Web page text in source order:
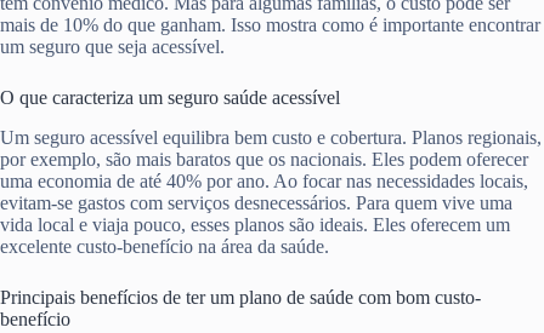
mais de 10% do que ganham. Isso mostra como é importante encontrar
um seguro que seja acessível.
O que caracteriza um seguro saúde acessível
Um seguro acessível equilibra bem custo e cobertura. Planos regionais,
por exemplo, são mais baratos que os nacionais. Eles podem oferecer
uma economia de até 40% por ano. Ao focar nas necessidades locais,
evitam-se gastos com serviços desnecessários. Para quem vive uma
vida local e viaja pouco, esses planos são ideais. Eles oferecem um
excelente custo-benefício na área da saúde.
Principais benefícios de ter um plano de saúde com bom custo-
benefício